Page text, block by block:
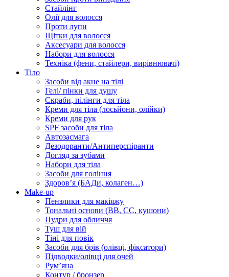
Стайлінг
Олії для волосся
Проти лупи
Щітки для волосся
Аксесуари для волосся
Набори для волосся
Техніка (фени, стайлери, вирівнювачі)
Тіло
Засоби від акне на тілі
Гелі/ пінки для душу
Скраби, пілінги для тіла
Креми для тіла (лосьйони, олійки)
Креми для рук
SPF засоби для тіла
Автозасмага
Дезодоранти/Антиперспіранти
Догляд за зубами
Набори для тіла
Засоби для гоління
Здоровʼя (БАДи, колаген…)
Make-up
Пензлики для макіяжу
Тональні основи (BB, CC, кушони)
Пудри для обличчя
Туш для вій
Тіні для повік
Засоби для брів (олівці, фіксатори)
Підводки/олівці для очей
Румʼяна
Контур / бронзер